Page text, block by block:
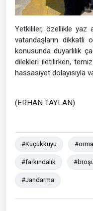
Yetkililer, özellikle yaz
vatandaşların dikkatli
konusunda duyarlılık
dilekleri iletilirken,
hassasiyet dolayısıyla
(ERHAN TAYLAN)
#Küçükkuyu
#farkındalık
#Jandarma